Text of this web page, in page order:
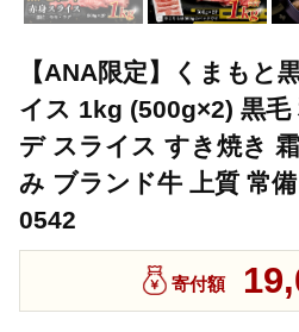
【ANA限定】くまもと
イス 1kg (500g×2) 黒毛
デ スライス すき焼き
み ブランド牛 上質 常
0542
寄付額